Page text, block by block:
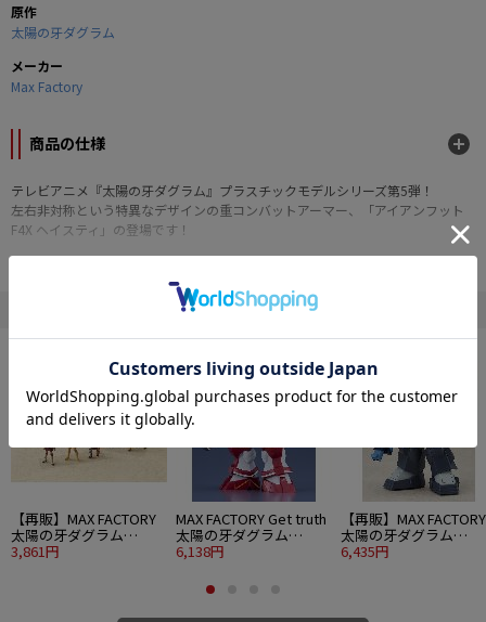
原作
太陽の牙ダグラム
メーカー
Max Factory
商品の仕様
テレビアニメ『太陽の牙ダグラム』プラスチックモデルシリーズ第5弾！
左右非対称という特異なデザインの重コンバットアーマー、「アイアンフット
F4X ヘイスティ」の登場です！
" 太陽の牙ダグラム "の他の商品
【再販】MAX FACTORY
太陽の牙ダグラム
COMBAT ARMORS
3,861円
MAX FACTORY Get truth
太陽の牙ダグラム
COMBAT ARMORS
T10B ブロックヘッド
Ver. GT
6,138円
【再販】MAX FACTORY
太陽の牙ダグラム
COMBAT ARMORS
6,435円